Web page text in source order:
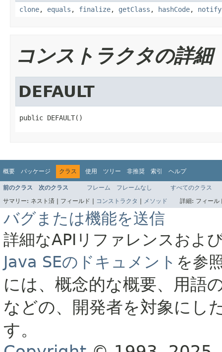
clone, equals , finalize, getClass , hashCode, notify
コンストラクタの詳細
DEFAULT
public DEFAULT()
概要 パッケージ クラス 使用 ツリー 非推奨 索引 ヘルプ
前のクラス 次のクラス フレーム フレームなし
すべてのクラス
サマリー: ネスト済 | フィールド | コンストラクタ メソッド 詳細: フィー
バグまたは機能を送信
詳細なAPIリファレンスおよ
Java SEのドキュメント を参
には、概念的な概要、用語
などの、開発者を対象にし
す。